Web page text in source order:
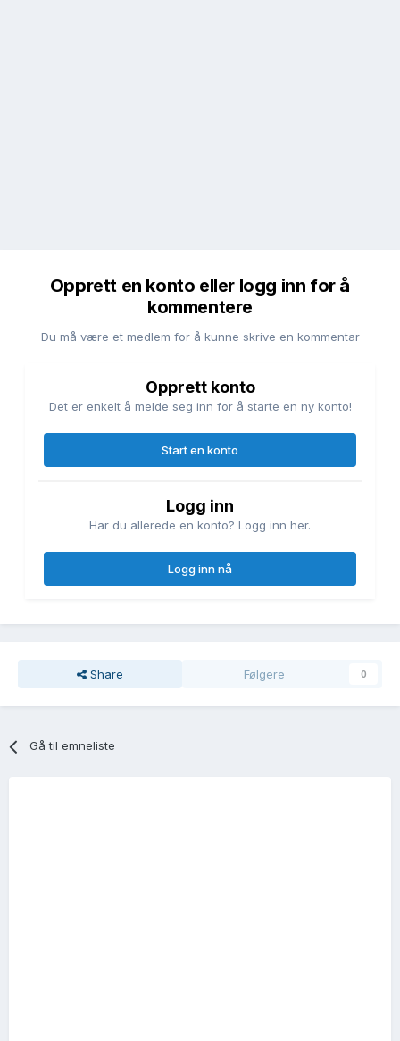
Opprett en konto eller logg inn for å
kommentere
Du må være et medlem for å kunne skrive en kommentar
Opprett konto
Det er enkelt å melde seg inn for å starte en ny konto!
Start en konto
Logg inn
Har du allerede en konto? Logg inn her.
Logg inn nå
Share Følgere 0
Gå til emneliste